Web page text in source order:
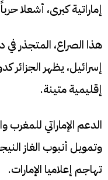
إماراتية كبرى، أشعلا
هذا الصراع، المتجذر
إسرائيل، يظهر الجزائر
إقليمية متينة.
الدعم الإماراتي للمغرب
وتمويل أنبوب الغاز
تهاجم إعلاميا الإمارات.